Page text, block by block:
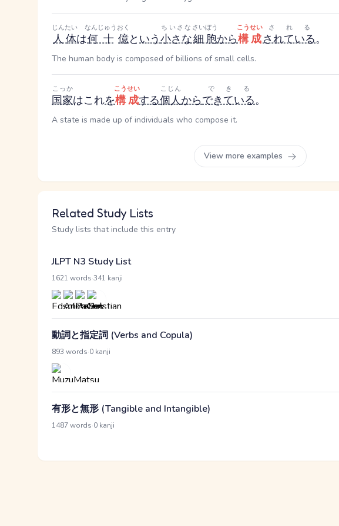
人体
じんたい
は何十
なんじゅう
億
おく
という小さな
ちいさな
細胞
さいぼう
から構成
こうせい
されている
される
。
The human body is composed of billions of small cells.
国家
こっか
はこれを構成
こうせい
する個人
こじん
からできている
できる
。
A state is made up of individuals who compose it.
View more examples
Related Study Lists
Study lists that include this entry
JLPT N3 Study List
1621 words 341 kanji
動詞と指定詞 (Verbs and Copula)
893 words 0 kanji
有形と無形 (Tangible and Intangible)
1487 words 0 kanji